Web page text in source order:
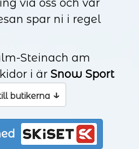
via oss och vår
spar ni i regel
Steinach am
i är Snow Sport
butikerna ↓